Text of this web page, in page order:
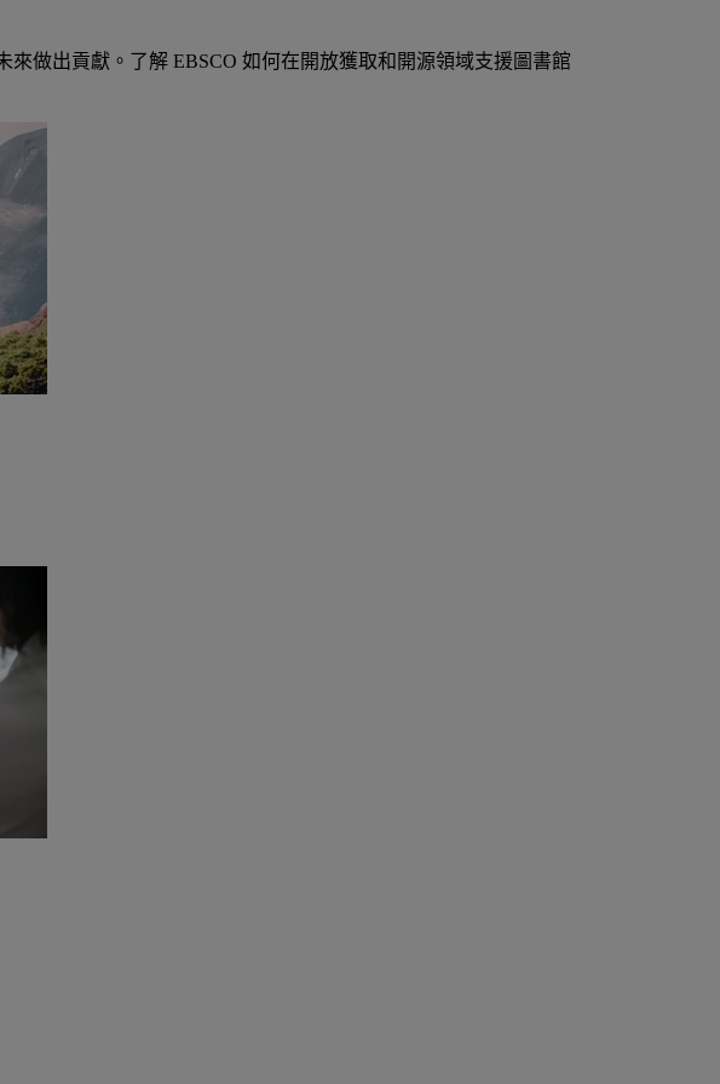
做出貢獻。了解 EBSCO 如何在開放獲取和開源領域支援圖書館